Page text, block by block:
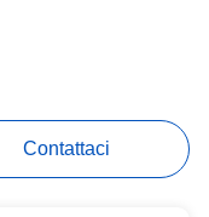
Contattaci